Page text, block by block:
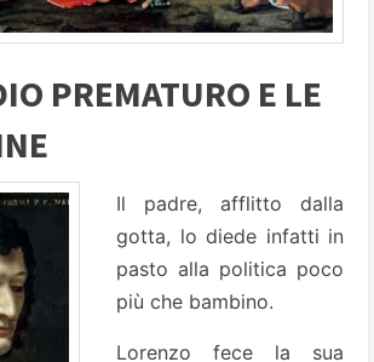
PREMATURO E LE
Il padre, afflitto dalla
gotta, lo diede infatti in
pasto alla politica poco
più che bambino.
Lorenzo fece la sua